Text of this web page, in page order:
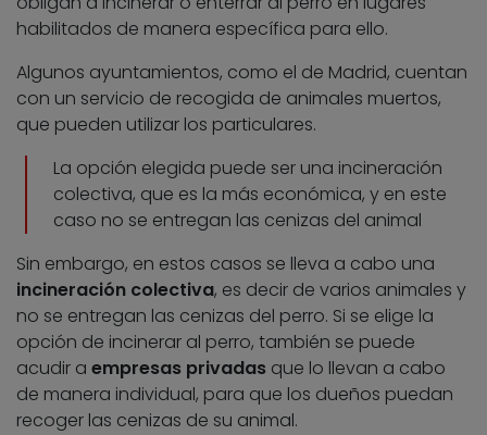
habilitados de manera específica para ello.
Algunos ayuntamientos, como el de Madrid, cuentan
con un servicio de recogida de animales muertos,
que pueden utilizar los particulares.
La opción elegida puede ser una incineración
colectiva, que es la más económica, y en este
caso no se entregan las cenizas del animal
Sin embargo, en estos casos se lleva a cabo una
incineración colectiva, es decir de varios animales y
no se entregan las cenizas del perro. Si se elige la
opción de incinerar al perro, también se puede
acudir a empresas privadas que lo llevan a cabo
de manera individual, para que los dueños puedan
recoger las cenizas de su animal.